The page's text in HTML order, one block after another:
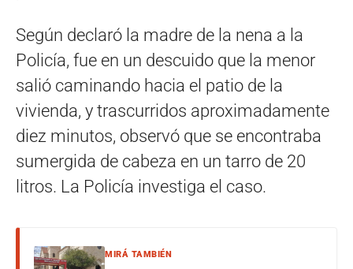
Según declaró la madre de la nena a la
Policía, fue en un descuido que la menor
salió caminando hacia el patio de la
vivienda, y trascurridos aproximadamente
diez minutos, observó que se encontraba
sumergida de cabeza en un tarro de 20
litros. La Policía investiga el caso.
MIRÁ TAMBIÉN